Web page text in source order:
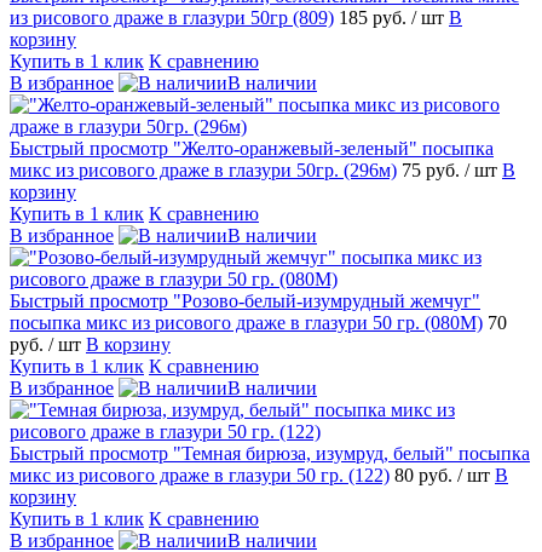
из рисового драже в глазури 50гр (809) 185 руб. / шт В
корзину
Купить в 1 клик К сравнению
В избранное
В наличии
Быстрый просмотр "Желто-оранжевый-зеленый" посыпка
микс из рисового драже в глазури 50гр. (296м) 75 руб. / шт В
корзину
Купить в 1 клик К сравнению
В избранное
В наличии
Быстрый просмотр "Розово-белый-изумрудный жемчуг"
посыпка микс из рисового драже в глазури 50 гр. (080М) 70
руб. / шт В корзину
Купить в 1 клик К сравнению
В избранное
В наличии
Быстрый просмотр "Темная бирюза, изумруд, белый" посыпка
микс из рисового драже в глазури 50 гр. (122) 80 руб. / шт В
корзину
Купить в 1 клик К сравнению
В избранное
В наличии